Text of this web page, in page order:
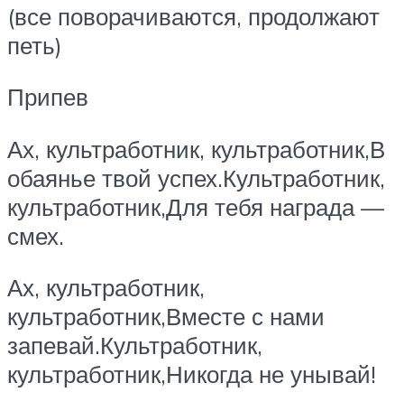
(все поворачиваются, продолжают
петь)
Припев
Ах, культработник, культработник,В
обаянье твой успех.Культработник,
культработник,Для тебя награда —
смех.
Ах, культработник,
культработник,Вместе с нами
запевай.Культработник,
культработник,Никогда не унывай!